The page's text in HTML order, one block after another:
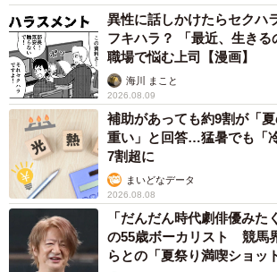
異性に話しかけたらセクハ
フキハラ？ 「最近、生きる
職場で悩む上司【漫画】
海川 まこと
2026.08.09
補助があっても約9割が「
重い」と回答…猛暑でも「
7割超に
まいどなデータ
2026.08.08
「だんだん時代劇俳優み
の55歳ボーカリスト 競馬
らとの「夏祭り満喫ショッ